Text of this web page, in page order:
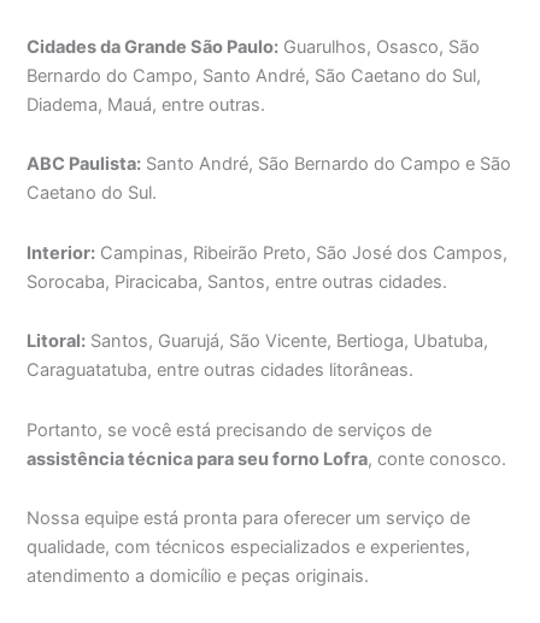
Cidades da Grande São Paulo: Guarulhos, Osasco, São
Bernardo do Campo, Santo André, São Caetano do Sul,
Diadema, Mauá, entre outras.
ABC Paulista: Santo André, São Bernardo do Campo e São
Caetano do Sul.
Interior: Campinas, Ribeirão Preto, São José dos Campos,
Sorocaba, Piracicaba, Santos, entre outras cidades.
Litoral: Santos, Guarujá, São Vicente, Bertioga, Ubatuba,
Caraguatatuba, entre outras cidades litorâneas.
Portanto, se você está precisando de serviços de
assistência técnica para seu forno Lofra, conte conosco.
Nossa equipe está pronta para oferecer um serviço de
qualidade, com técnicos especializados e experientes,
atendimento a domicílio e peças originais.